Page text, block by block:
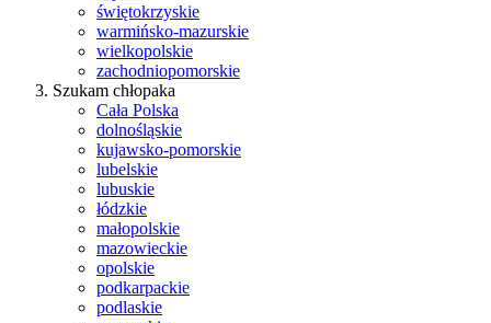
świętokrzyskie
warmińsko-mazurskie
wielkopolskie
zachodniopomorskie
Szukam chłopaka
Cała Polska
dolnośląskie
kujawsko-pomorskie
lubelskie
lubuskie
łódzkie
małopolskie
mazowieckie
opolskie
podkarpackie
podlaskie